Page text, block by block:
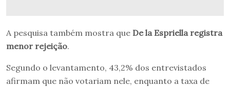
A pesquisa também mostra que De la Espriella registra
menor rejeição.
Segundo o levantamento, 43,2% dos entrevistados
afirmam que não votariam nele, enquanto a taxa de